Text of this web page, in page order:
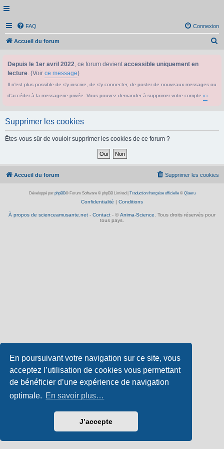
En poursuivant votre navigation sur ce site, vous
acceptez l’utilisation de cookies vous permettant
de bénéficier d’une expérience de navigation
optimale. En savoir plus…
J’accepte
FAQ Connexion
Accueil du forum
Depuis le 1er avril 2022, ce forum devientaccessible uniquement en
lecture. (Voir ce message)
Il n'est plus possible de s'y inscrire, de s'y connecter, de poster de nouveaux messages ou
d'accéder à la messagerie privée. Vous pouvez demander à supprimer votre compte ici
Supprimer les cookies
Êtes-vous sûr de vouloir supprimer les cookies de ce forum ?
Accueil du forum Supprimer les cookies
Développé par phpBB® Forum Software © phpBB Limited Traduction française officielle© Qiaeru
Confidentialité | Conditions
À propos de scienceamusante.net - Contact - © Anima-Science . Tous droits réservés pour
tous pays.